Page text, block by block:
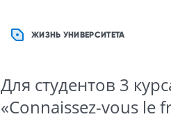
ЖИЗНЬ УНИВЕРСИТЕТА
Для студентов 3
«Connaissez-vous le